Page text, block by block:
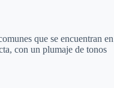
que se encuentran en
con un plumaje de tonos